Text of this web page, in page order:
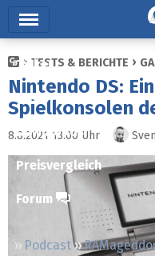
Ticker
Tests
Downloads
Preisvergleich
Forum
Podcast
TESTS & BERICHTE
Nintendo DS:
Spielkonsolen
8.8.2021 13:00 Uhr